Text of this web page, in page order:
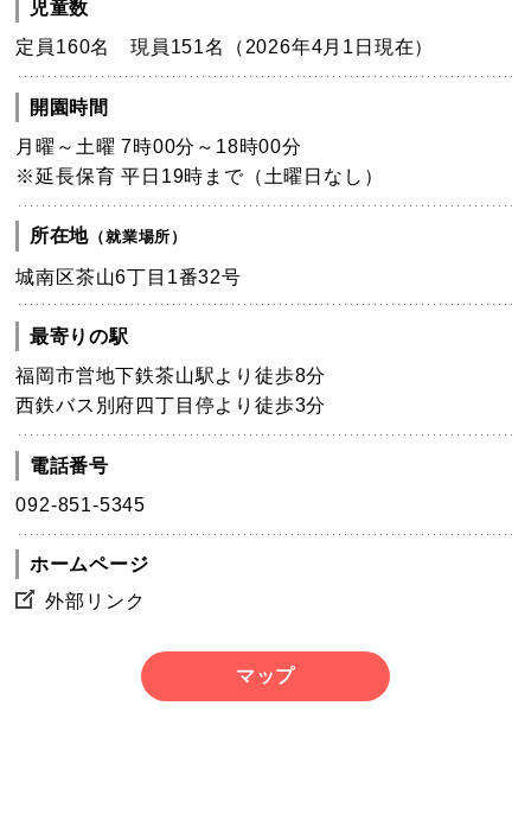
児童数
定員160名 現員151名（2026年4月1日現在）
開園時間
月曜～土曜 7時00分～18時00分
※延長保育 平日19時まで（土曜日なし）
所在地 （就業場所）
城南区茶山6丁目1番32号
最寄りの駅
福岡市営地下鉄茶山駅より徒歩8分
西鉄バス別府四丁目停より徒歩3分
電話番号
092-851-5345
ホームページ
外部リンク
マップ